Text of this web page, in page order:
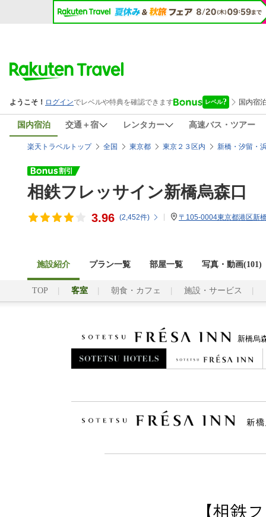
国内宿泊 交通＋宿 レンタカー 高速バス・ツアー
楽天トラベルトップ 全国 東京都 東京２３区内 新橋・汐留・
相鉄フレッサイン新橋烏森口
3.96 (2,452件) 〒105-0004東京都港区新
施設紹介 プラン一覧 部屋一覧 写真・動画(101)
TOP 客室 朝食・カフェ 施設・サービス
新橋烏